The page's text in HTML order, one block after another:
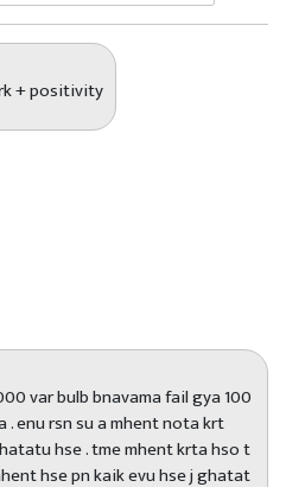
+ positivity
var bulb bnavama fail gya 100
. enu rsn su a mhent nota krt
hse . tme mhent krta hso t
hse pn kaik evu hse j ghatat